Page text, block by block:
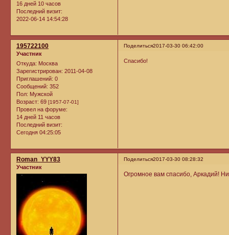
16 дней 10 часов
Последний визит:
2022-06-14 14:54:28
Поделиться2017-03-30 06:42:00
195722100
Участник
Откуда: Москва
Зарегистрирован: 2011-04-08
Приглашений: 0
Сообщений: 352
Пол: Мужской
Возраст: 69 [1957-07-01]
Провел на форуме:
14 дней 11 часов
Последний визит:
Сегодня 04:25:05
Спасибо!
Поделиться2017-03-30 08:28:32
Roman_YYY83
Участник
Огромное вам спасибо, Аркадий!